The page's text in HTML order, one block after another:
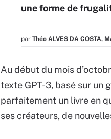
une forme de
par Théo ALVES DA COSTA,
Au début du mois
texte GPT-3, basé sur un
parfaitement un livre en
ses créateurs, de